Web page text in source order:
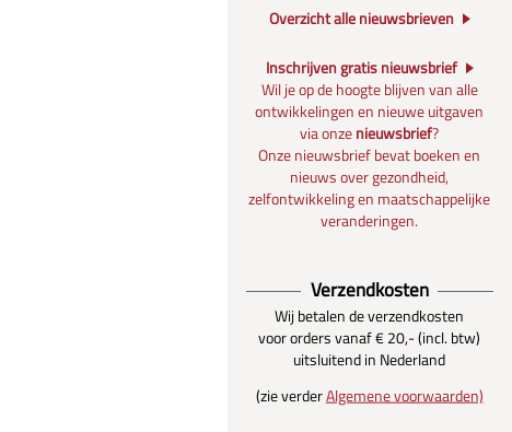
Overzicht alle nieuwsbrieven
Inschrijven gratis nieuwsbrief
Wil je op de hoogte blijven van alle
ontwikkelingen en nieuwe uitgaven
via onzenieuwsbrief?
Onze nieuwsbrief bevat boeken en
nieuws over gezondheid,
zelfontwikkeling en maatschappelijke
veranderingen.
Verzendkosten
Wij betalen de verzendkosten
voor orders vanaf € 20,- (incl. btw)
uitsluitend in Nederland
(zie verderAlgemene voorwaarden)